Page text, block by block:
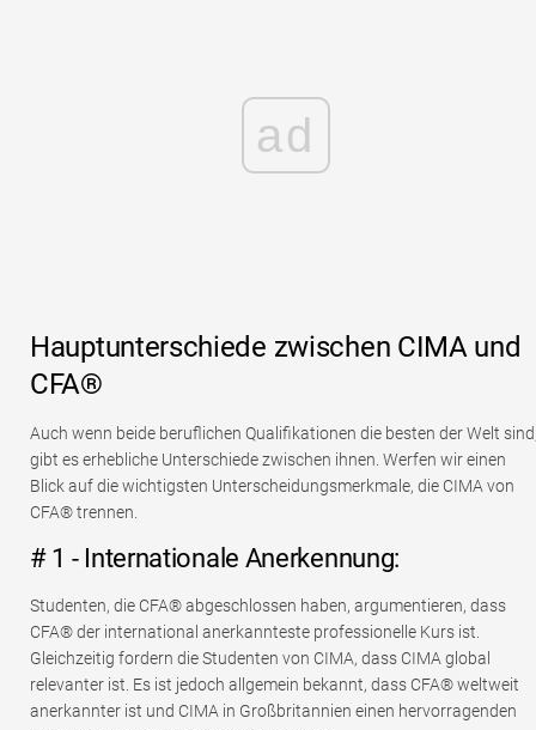
ad
Hauptunterschiede zwischen CIMA und
CFA®
Auch wenn beide beruflichen Qualifikationen die besten der Welt
gibt es erhebliche Unterschiede zwischen ihnen. Werfen wir einen
Blick auf die wichtigsten Unterscheidungsmerkmale, die CIMA von
CFA® trennen.
# 1 - Internationale Anerkennung:
Studenten, die CFA® abgeschlossen haben, argumentieren, dass
CFA® der international anerkannteste professionelle Kurs ist.
Gleichzeitig fordern die Studenten von CIMA, dass CIMA global
relevanter ist. Es ist jedoch allgemein bekannt, dass CFA® weltweit
anerkannter ist und CIMA in Großbritannien einen hervorragenden